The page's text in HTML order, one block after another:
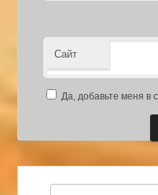
Сайт
Да, добавьте меня в